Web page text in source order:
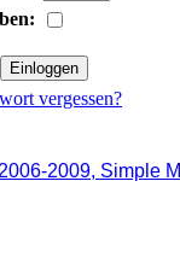
vergessen?
2009, Simple